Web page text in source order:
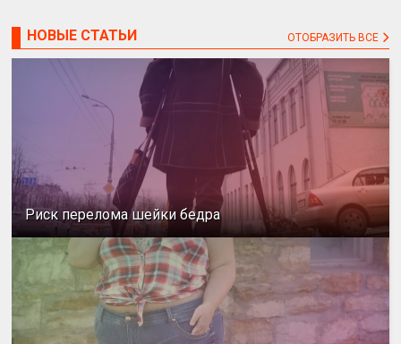
НОВЫЕ СТАТЬИ ОТОБРАЗИТЬ ВСЕ
Риск перелома шейки бедра